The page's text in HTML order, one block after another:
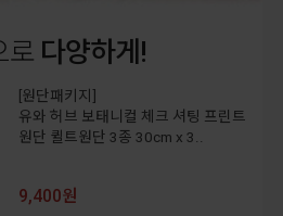
로 다양하게!
[원단패키지]
유와 허브 보태니컬 체크 셔팅 프린트
원단 퀼트원단 3종 30cm x 3..
9,400원